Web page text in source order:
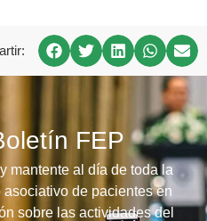
FEP
mantente al día de toda la
de pacientes en
sobre las actividades del